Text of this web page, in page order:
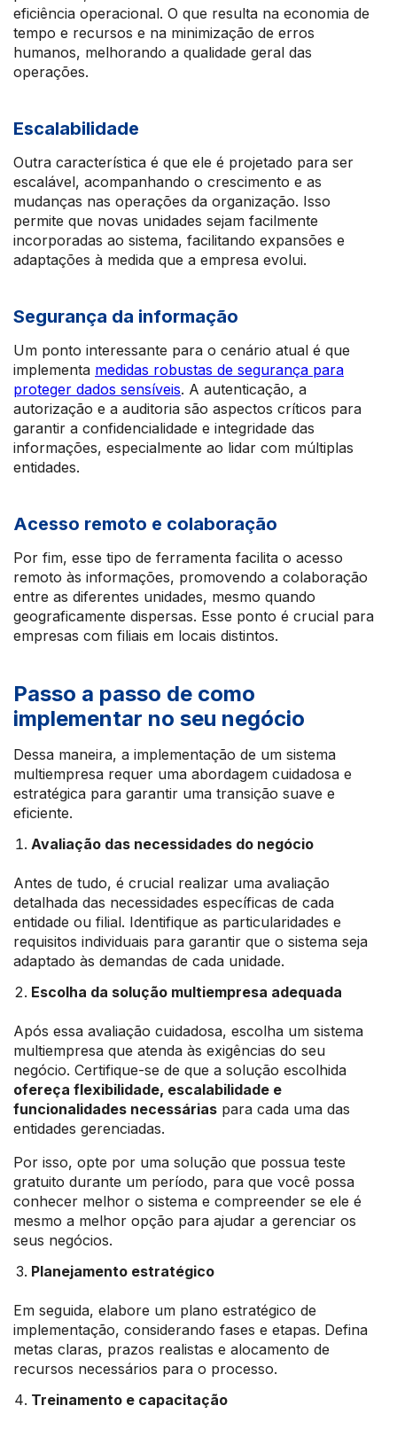
eficiência operacional. O que resulta na economia de
tempo e recursos e na minimização de erros
humanos, melhorando a qualidade geral das
operações.
Escalabilidade
Outra característica é que ele é projetado para ser
escalável, acompanhando o crescimento e as
mudanças nas operações da organização. Isso
permite que novas unidades sejam facilmente
incorporadas ao sistema, facilitando expansões e
adaptações à medida que a empresa evolui.
Segurança da informação
Um ponto interessante para o cenário atual é que
implementa medidas robustas de segurança para
proteger dados sensíveis. A autenticação, a
autorização e a auditoria são aspectos críticos para
garantir a confidencialidade e integridade das
informações, especialmente ao lidar com múltiplas
entidades.
Acesso remoto e colaboração
Por fim, esse tipo de ferramenta facilita o acesso
remoto às informações, promovendo a colaboração
entre as diferentes unidades, mesmo quando
geograficamente dispersas. Esse ponto é crucial para
empresas com filiais em locais distintos.
Passo a passo de como
implementar no seu negócio
Dessa maneira, a implementação de um sistema
multiempresa requer uma abordagem cuidadosa e
estratégica para garantir uma transição suave e
eficiente.
Avaliação das necessidades do negócio
Antes de tudo, é crucial realizar uma avaliação
detalhada das necessidades específicas de cada
entidade ou filial. Identifique as particularidades e
requisitos individuais para garantir que o sistema seja
adaptado às demandas de cada unidade.
Escolha da solução multiempresa adequada
Após essa avaliação cuidadosa, escolha um sistema
multiempresa que atenda às exigências do seu
negócio. Certifique-se de que a solução escolhida
ofereça flexibilidade, escalabilidade e
funcionalidades necessárias para cada uma das
entidades gerenciadas.
Por isso, opte por uma solução que possua teste
gratuito durante um período, para que você possa
conhecer melhor o sistema e compreender se ele é
mesmo a melhor opção para ajudar a gerenciar os
seus negócios.
Planejamento estratégico
Em seguida, elabore um plano estratégico de
implementação, considerando fases e etapas. Defina
metas claras, prazos realistas e alocamento de
recursos necessários para o processo.
Treinamento e capacitação